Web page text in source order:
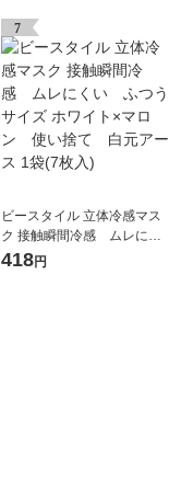
7
ビースタイル 立体冷感マス
ク 接触瞬間冷感 ムレにく
い ふつうサイズ ホワイト×
418円